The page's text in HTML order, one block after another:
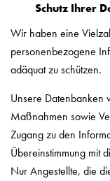
Schutz Ihrer
Wir haben eine
personenbezogene
adäquat zu schützen.
Unsere Datenbanken
Maßnahmen sowie
Zugang zu den
Übereinstimmung mit
Nur Angestellte, die